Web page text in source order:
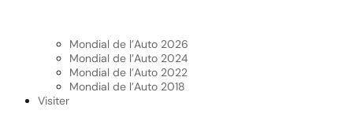
Mondial de l’Auto 2026
Mondial de l’Auto 2024
Mondial de l’Auto 2022
Mondial de l’Auto 2018
Visiter